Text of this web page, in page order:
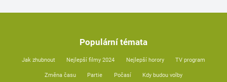
Populární témata
Jak zhubnout Nejlepší filmy 2024 Nejlepší horory TV program
Změna času Partie Počasí Kdy budou volby